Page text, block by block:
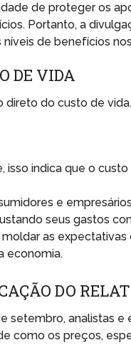
de proteger os
Portanto, a
de benefícios
DE VIDA
do custo de
isso indica que o
e
seus gastos
moldar as
economia.
DO
setembro, analistas
como os preços,